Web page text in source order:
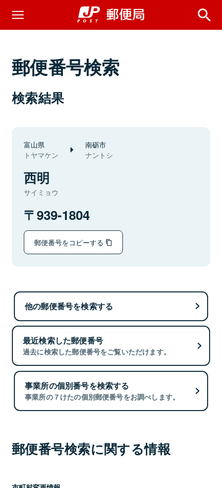
郵便番号検索
検索結果
富山県
トヤマケン
南砺市
ナントシ
西明
サイミョウ
939-1804
郵便番号をコピーする
他の郵便番号を検索する
最近検索した郵便番号
過去に検索した郵便番号をご覧いただけます。
事業所の個別番号を検索する
事業所の７けたの個別郵便番号をお調べします。
郵便番号検索に関する情報